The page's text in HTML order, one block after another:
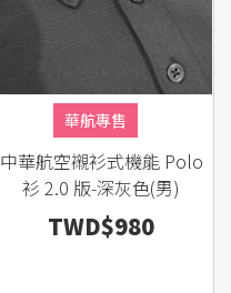
華航專售
中華航空襯衫式機能 Polo
衫 2.0 版-深灰色(男)
TWD$980